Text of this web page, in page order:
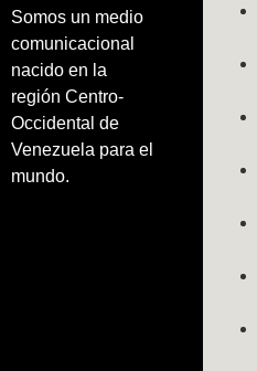
Somos un medio
comunicacional
nacido en la
región Centro-
Occidental de
Venezuela para el
mundo.